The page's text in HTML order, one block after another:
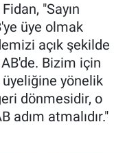
"Sayın
üye olmak
açık şekilde
Bizim için
yönelik
dönmesidir, o
adım atmalıdır."